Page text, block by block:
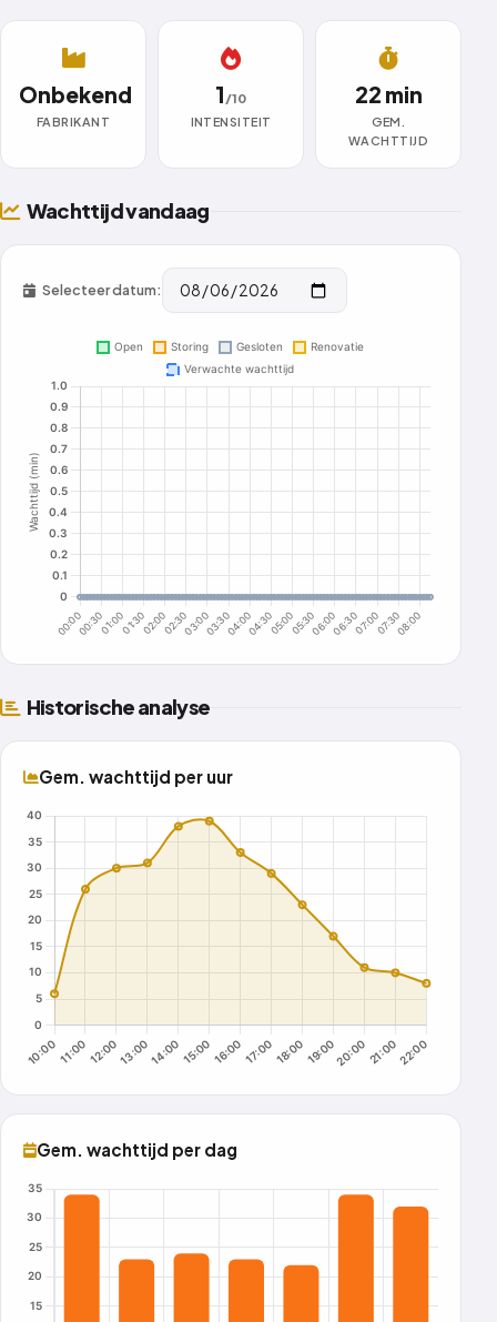
Onbekend
FABRIKANT
1 /10
INTENSITEIT
22 min
GEM.
WACHTTIJD
Wachttijd vandaag
Selecteer datum:
Historische analyse
Gem. wachttijd per uur
Gem. wachttijd per dag